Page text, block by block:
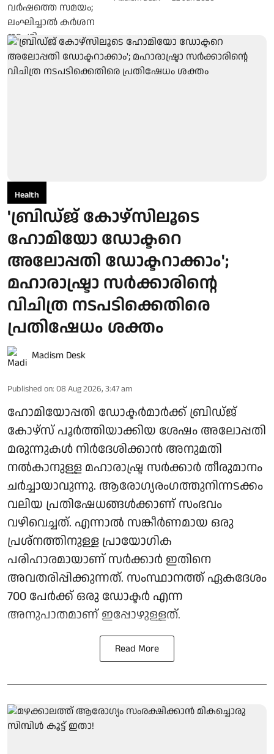
Health
'ബ്രിഡ്ജ് കോഴ്സിലൂടെ
ഹോമിയോ ഡോക്ടറെ
അലോപ്പതി ഡോക്ടറാക്കാം';
മഹാരാഷ്ട്രാ സര്‍ക്കാരിന്റെ
വിചിത്ര നടപടിക്കെതിരെ
പ്രതിഷേധം ശക്തം
Madism Desk
Published on: 08 Aug 2026, 3:47 am
ഹോമിയോപ്പതി ഡോക്ടർമാർക്ക് ബ്രിഡ്ജ്
കോഴ്‌സ് പൂർത്തിയാക്കിയ ശേഷം അലോപ്പതി
മരുന്നുകൾ നിർദേശിക്കാൻ അനുമതി
നൽകാനുള്ള മഹാരാഷ്ട്ര സർക്കാർ തീരുമാനം
ചർച്ചായാവുന്നു. ആരോ​ഗ്യരം​ഗത്തുനിന്നടക്കം
വലിയ പ്രതിഷേധങ്ങൾക്കാണ് സംഭവം
വഴിവെച്ചത്. എന്നാൽ സങ്കീർണമായ ഒരു
പ്രശ്നത്തിനുള്ള പ്രായോഗിക
പരിഹാരമായാണ് സർക്കാർ ഇതിനെ
അവതരിപ്പിക്കുന്നത്. സംസ്ഥാനത്ത് ഏകദേശം
700 പേർക്ക് ഒരു ഡോക്ടർ എന്ന
അനുപാതമാണ് ഇപ്പോഴുള്ളത്.
Read More